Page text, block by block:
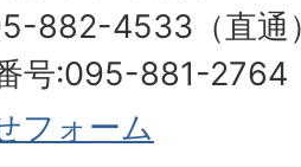
882-4533（直通
号:095-881-2764
フォーム